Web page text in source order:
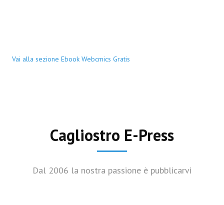
Vai alla sezione Ebook Webcmics Gratis
Cagliostro E-Press
Dal 2006 la nostra passione è pubblicarvi